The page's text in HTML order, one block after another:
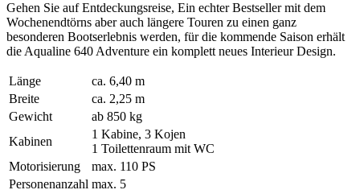
Gehen Sie auf Entdeckungsreise, Ein echter Bestseller mit dem
Wochenendtörns aber auch längere Touren zu einen ganz
besonderen Bootserlebnis werden, für die kommende Saison erhält
die Aqualine 640 Adventure ein komplett neues Interieur Design.
Länge
ca. 6,40 m
Breite
ca. 2,25 m
Gewicht
ab 850 kg
Kabinen
1 Kabine, 3 Kojen
1 Toilettenraum mit WC
Motorisierung
max. 110 PS
Personenanzahl max. 5